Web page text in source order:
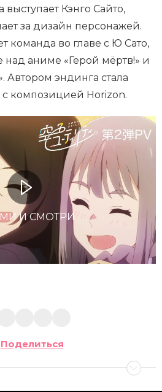
Кэнго Сайто,
за дизайн персонажей.
команда во главе с Ю Сато,
над аниме «Герой мёртв!» и
Автором эндинга стала
композицией Horizon.
И СМОТРИ
Поделиться